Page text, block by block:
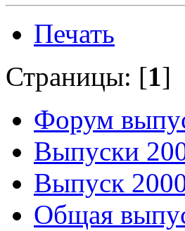
Печать
Страницы: [1]
Форум
Выпуски
Выпуск
Общая